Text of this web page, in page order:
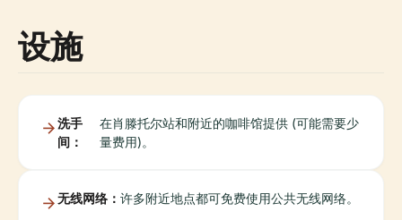
设施
洗手
间：
在肖滕托尔站和附近的咖啡馆提供 (可能需要少
量费用)。
无线网络： 许多附近地点都可免费使用公共无线网络。